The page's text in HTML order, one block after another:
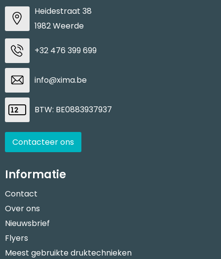
Heidestraat 38
1982 Weerde
+32 476 399 699
info@xima.be
BTW: BE0883937937
Contacteer ons
Informatie
Contact
Over ons
Nieuwsbrief
Flyers
Meest gebruikte druktechnieken